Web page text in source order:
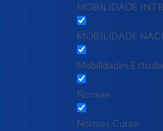
MOBILIDADE
MOBILIDADE
Mobilidades
Normas
Normas Curso